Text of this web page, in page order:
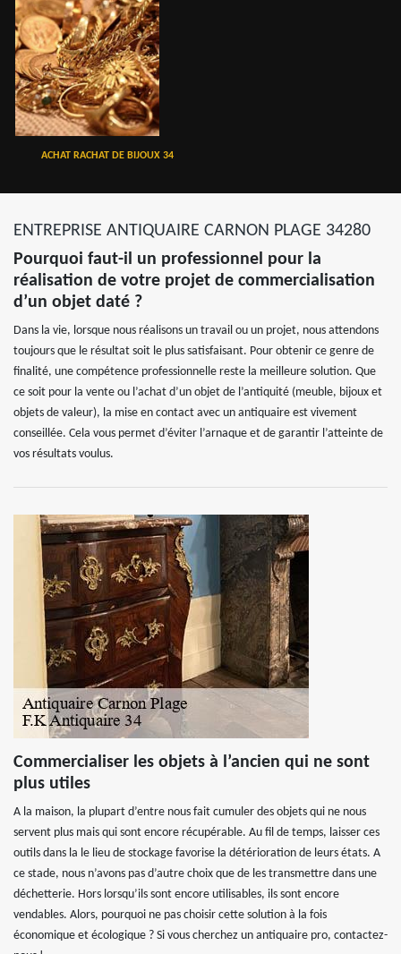
ACHAT RACHAT DE BIJOUX 34
ENTREPRISE ANTIQUAIRE CARNON PLAGE 34280
Pourquoi faut-il un professionnel pour la
réalisation de votre projet de commercialisation
d’un objet daté ?
Dans la vie, lorsque nous réalisons un travail ou un projet, nous attendons
toujours que le résultat soit le plus satisfaisant. Pour obtenir ce genre de
finalité, une compétence professionnelle reste la meilleure solution. Que
ce soit pour la vente ou l’achat d’un objet de l’antiquité (meuble, bijoux et
objets de valeur), la mise en contact avec un antiquaire est vivement
conseillée. Cela vous permet d’éviter l’arnaque et de garantir l’atteinte de
vos résultats voulus.
Commercialiser les objets à l’ancien qui ne sont
plus utiles
A la maison, la plupart d’entre nous fait cumuler des objets qui ne nous
servent plus mais qui sont encore récupérable. Au fil de temps, laisser ces
outils dans la le lieu de stockage favorise la détérioration de leurs états. A
ce stade, nous n’avons pas d’autre choix que de les transmettre dans une
déchetterie. Hors lorsqu’ils sont encore utilisables, ils sont encore
vendables. Alors, pourquoi ne pas choisir cette solution à la fois
économique et écologique ? Si vous cherchez un antiquaire pro, contactez-